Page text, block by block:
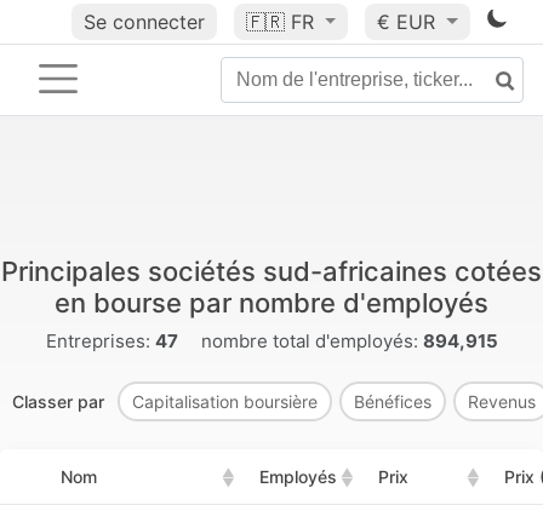
Se connecter 🇫🇷 FR € EUR
Principales sociétés sud-africaines cotées
en bourse par nombre d'employés
Entreprises: 47 nombre total d'employés: 894,915
Classer par Capitalisation boursière Bénéfices Revenus
Nom Employés Prix Prix